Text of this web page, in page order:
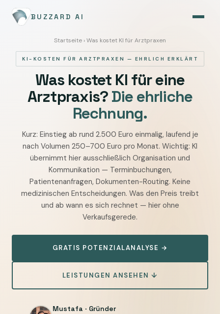
BUZZARD AI
Startseite › Was kostet KI für Arztpraxen
KI-KOSTEN FÜR ARZTPRAXEN — EHRLICH ERKLÄRT
Was kostet KI für eine
Arztpraxis? Die ehrliche
Rechnung.
Was
kostet
KI
für
Arztpraxis:
Einstieg
250
Kurz: Einstieg ab rund 2.500 Euro einmalig, laufend je
nach Volumen 250–700 Euro pro Monat. Wichtig: KI
übernimmt hier ausschließlich Organisation und
Kommunikation — Terminbuchungen,
Patientenanfragen, Dokumenten-Routing. Keine
medizinischen Entscheidungen. Was den Preis treibt
und ab wann es sich rechnet — hier ohne
Verkaufsgerede.
GRATIS POTENZIALANALYSE →
LEISTUNGEN ANSEHEN ↓
Mustafa · Gründer